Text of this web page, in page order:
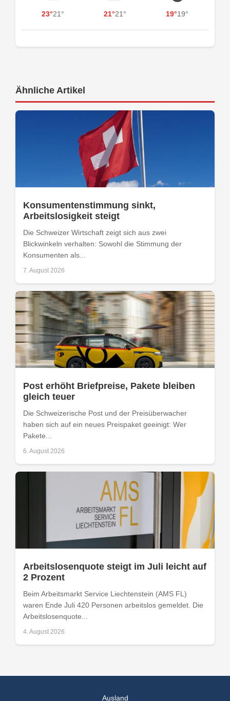
23°21° 21°21° 19°19°
Ähnliche Artikel
Konsumentenstimmung sinkt,
Arbeitslosigkeit steigt
Die Schweizer Wirtschaft zeigt sich aus zwei
Blickwinkeln verhalten: Sowohl die Stimmung der
Konsumenten als...
7. August 2026
Post erhöht Briefpreise, Pakete bleiben
gleich teuer
Die Schweizerische Post und der Preisüberwacher
haben sich auf ein neues Preispaket geeinigt: Wer
Pakete...
6. August 2026
Arbeitslosenquote steigt im Juli leicht auf
2 Prozent
Beim Arbeitsmarkt Service Liechtenstein (AMS FL)
waren Ende Juli 420 Personen arbeitslos gemeldet. Die
Arbeitslosenquote...
4. August 2026
Ausland